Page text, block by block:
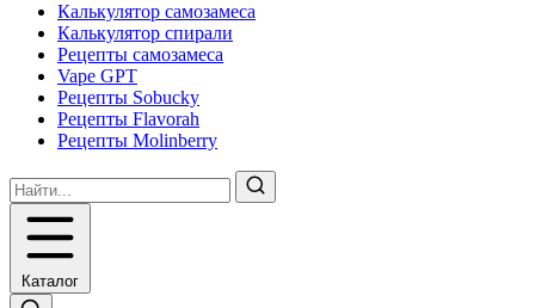
Калькулятор самозамеса
Калькулятор спирали
Рецепты самозамеса
Vape GPT
Рецепты Sobucky
Рецепты Flavorah
Рецепты Molinberry
Каталог